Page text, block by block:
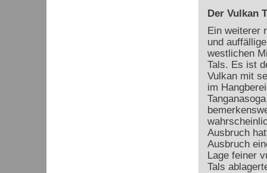
Der Vulkan
Ein weiterer
und
westlichen
Tals. Es ist
Vulkan mit
im
Ausbruch
Ausbruch
Lage feiner
Tals